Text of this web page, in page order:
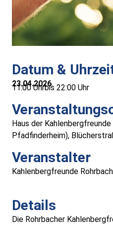
Gastronomie &
Medizinische
Vereine
Links
Kontakt
Impressum
Datum &
23.04.2026
11:00 Uhrbis 22:00 Uhr
Haus der
Pfadfinderheim),
Veranstalter
Kahlenbergfreunde Rohrbach
Details
Die Rohrbacher